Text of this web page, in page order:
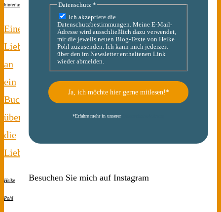
hinterlassen
Eine
Liebeserklärung
an
ein
Buch
über
die
Liebe
Heike
Pohl
Datenschutz *
Ich akzeptiere die
Datenschutzbestimmungen. Meine E-Mail-
Adresse wird ausschließlich dazu verwendet,
mir die jeweils neuen Blog-Texte von Heike
Pohl zuzusenden. Ich kann mich jederzeit
über den im Newsletter enthaltenen Link
wieder abmelden.
*Erfahre mehr in unserer
Besuchen Sie mich auf Instagram